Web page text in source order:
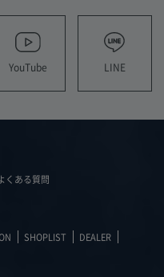
YouTube LINE
くある質問
SHOPLIST
DEALER